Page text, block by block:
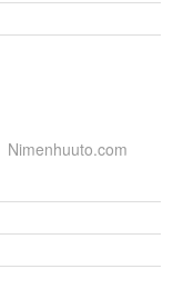
Nimenhuuto.com